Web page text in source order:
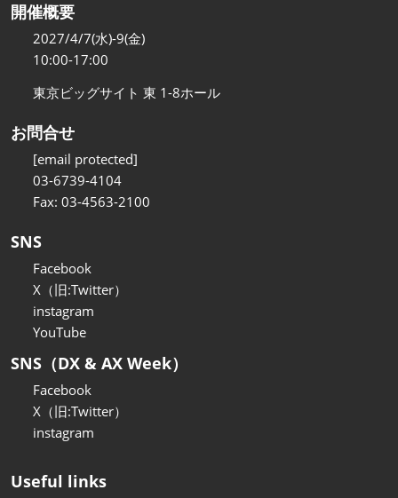
開催概要
2027/4/7(水)-9(金)
10:00-17:00
東京ビッグサイト 東 1-8ホール
お問合せ
[email protected]
03-6739-4104
Fax: 03-4563-2100
SNS
Facebook
X（旧:Twitter）
instagram
YouTube
SNS（DX & AX Week）
Facebook
X（旧:Twitter）
instagram
Useful links